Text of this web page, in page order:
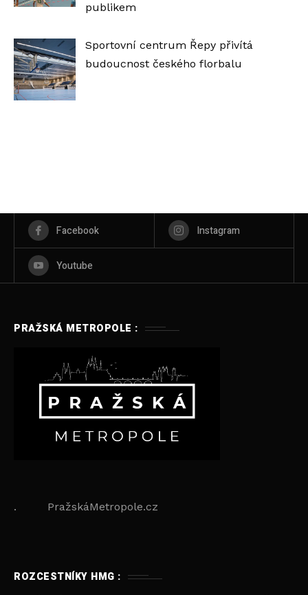
publikem
Sportovní centrum Řepy přivítá
budoucnost českého florbalu
Facebook Instagram
Youtube
PRAŽSKÁ METROPOLE :
. PražskáMetropole.cz
ROZCESTNÍKY HMG :